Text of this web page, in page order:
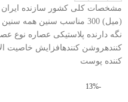
مشخصات کلی کشور سازنده
نگه دارنده پلاستیکی عصاره نوع
کنندهروشن کنندهافزایش خاصیت
کننده پوست
-13%